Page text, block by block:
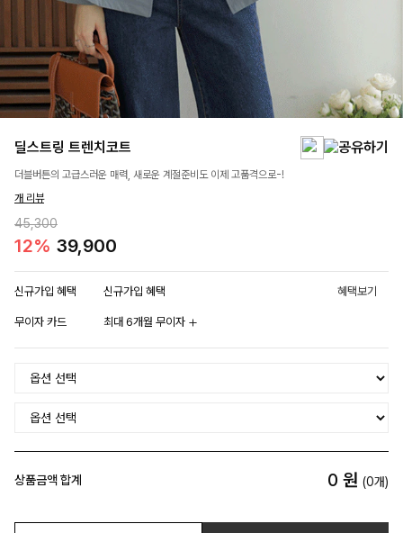
딜스트링 트렌치코트
더블버튼의 고급스러운 매력, 새로운 계절준비도 이제 고품격으로-!
개 리뷰
45,300
12% 39,900
신규가입 혜택 신규가입 혜택 혜택보기
무이자 카드 최대 6개월 무이자
상품금액 합계 0 원 (0개)